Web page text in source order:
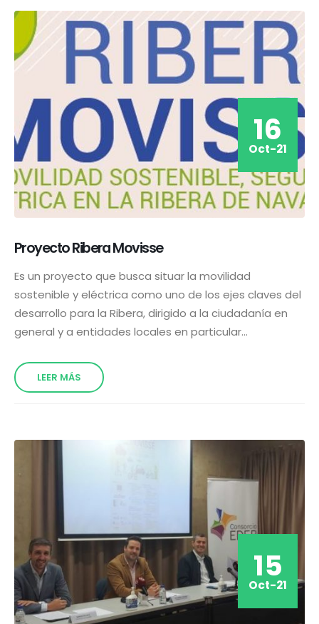
16
Oct-21
Proyecto Ribera Movisse
Es un proyecto que busca situar la movilidad
sostenible y eléctrica como uno de los ejes claves del
desarrollo para la Ribera, dirigido a la ciudadanía en
general y a entidades locales en particular...
LEER MÁS
15
Oct-21